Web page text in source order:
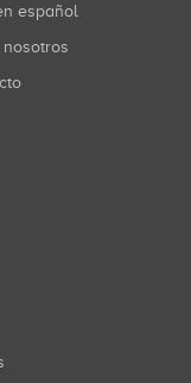
español
nosotros